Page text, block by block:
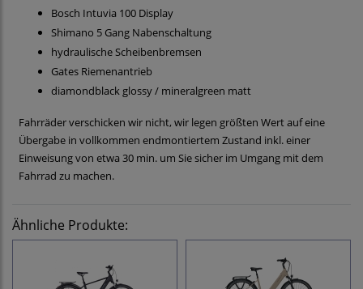
Bosch Intuvia 100 Display
Shimano 5 Gang Nabenschaltung
hydraulische Scheibenbremsen
Gates Riemenantrieb
diamondblack glossy / mineralgreen matt
Fahrräder verschicken wir nicht, wir legen größten Wert auf eine
Übergabe in vollkommen endmontiertem Zustand inkl. einer
Einweisung von etwa 30 min. um Sie sicher im Umgang mit dem
Fahrrad zu machen.
Ähnliche Produkte: